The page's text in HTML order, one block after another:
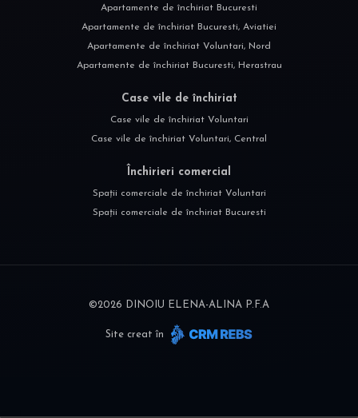
Apartamente de închiriat Bucuresti
Apartamente de închiriat Bucuresti, Aviatiei
Apartamente de închiriat Voluntari, Nord
Apartamente de închiriat Bucuresti, Herastrau
Case vile de închiriat
Case vile de închiriat Voluntari
Case vile de închiriat Voluntari, Central
Închirieri comercial
Spații comerciale de închiriat Voluntari
Spații comerciale de închiriat Bucuresti
©2026 DINOIU ELENA-ALINA P.F.A
Site creat în